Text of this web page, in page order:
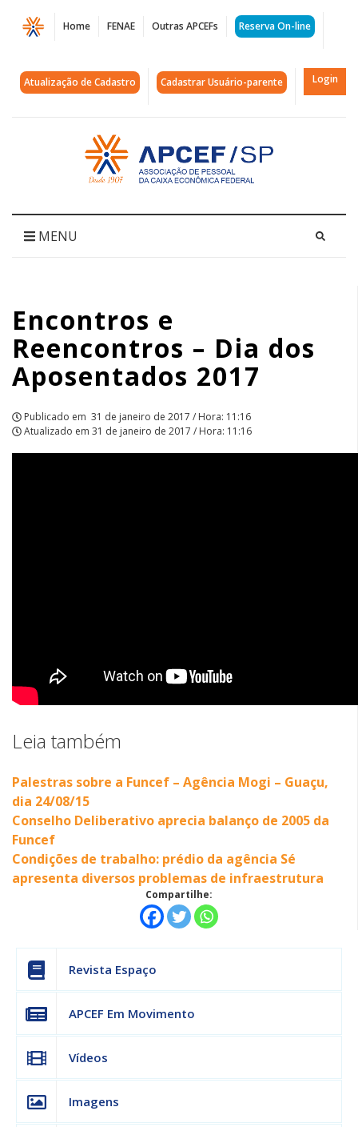
Página
Encontros
Aposentados
APCEF/SP
Home FENAE Outras APCEFs Reserva On-line
Atualização de Cadastro Cadastrar Usuário-parente Login
Acessar
página
inicial
MENU
Encontros e
Reencontros – Dia dos
Aposentados 2017
Publicado em 31 de janeiro de 2017 / Hora: 11:16
Atualizado em 31 de janeiro de 2017 / Hora: 11:16
Leia também
Palestras sobre a Funcef – Agência Mogi – Guaçu,
dia 24/08/15
Conselho Deliberativo aprecia balanço de 2005 da
Funcef
Condições de trabalho: prédio da agência Sé
apresenta diversos problemas de infraestrutura
Compartilhe:
Revista Espaço
APCEF Em Movimento
Vídeos
Imagens